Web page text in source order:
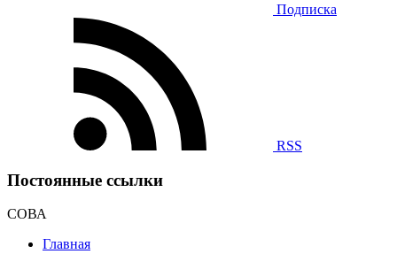
Подписка
RSS
Постоянные ссылки
СОВА
Главная